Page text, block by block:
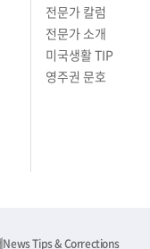
전문가 칼럼
전문가 소개
미국생활 TIP
영주권 문호
News Tips & Corrections